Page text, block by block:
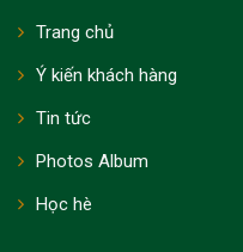
Trang chủ
Ý kiến khách hàng
Tin tức
Photos Album
Học hè